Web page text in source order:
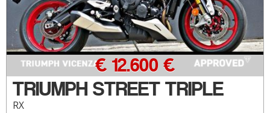
TRIUMPH STREET TRIPLE
RX
€ 12.600 €